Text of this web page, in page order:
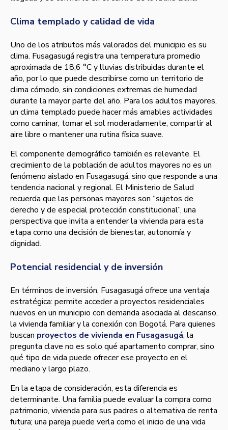
Clima templado y calidad de vida
Uno de los atributos más valorados del municipio es su
clima. Fusagasugá registra una temperatura promedio
aproximada de 18,6 °C y lluvias distribuidas durante el
año, por lo que puede describirse como un territorio de
clima cómodo, sin condiciones extremas de humedad
durante la mayor parte del año. Para los adultos mayores,
un clima templado puede hacer más amables actividades
como caminar, tomar el sol moderadamente, compartir al
aire libre o mantener una rutina física suave.
El componente demográfico también es relevante. El
crecimiento de la población de adultos mayores no es un
fenómeno aislado en Fusagasugá, sino que responde a una
tendencia nacional y regional. El Ministerio de Salud
recuerda que las personas mayores son “sujetos de
derecho y de especial protección constitucional”, una
perspectiva que invita a entender la vivienda para esta
etapa como una decisión de bienestar, autonomía y
dignidad.
Potencial residencial y de inversión
En términos de inversión, Fusagasugá ofrece una ventaja
estratégica: permite acceder a proyectos residenciales
nuevos en un municipio con demanda asociada al descanso,
la vivienda familiar y la conexión con Bogotá. Para quienes
buscan proyectos de vivienda en Fusagasugá, la
pregunta clave no es solo qué apartamento comprar, sino
qué tipo de vida puede ofrecer ese proyecto en el
mediano y largo plazo.
En la etapa de consideración, esta diferencia es
determinante. Una familia puede evaluar la compra como
patrimonio, vivienda para sus padres o alternativa de renta
futura; una pareja puede verla como el inicio de una vida